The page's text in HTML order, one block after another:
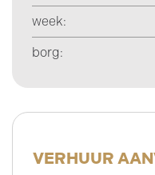
week:
borg:
VERHUUR